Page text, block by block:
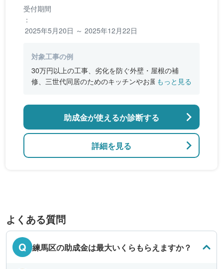
受付期間
：
2025年5月20日 ～ 2025年12月22日
対象工事の例
30万円以上の工事、劣化を防ぐ外壁・屋根の補
修、三世代同居のためのキッチンやお風呂の増
もっと見る
詳細を見る
助成金が使えるか診断する
よくある質問
Q 練馬区の助成金は最大いくらもらえますか？